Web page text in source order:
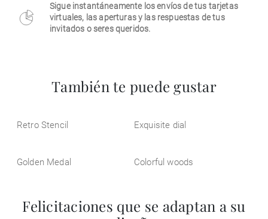
Sigue instantáneamente los envíos de tus tarjetas
virtuales, las aperturas y las respuestas de tus
invitados o seres queridos.
También te puede gustar
Retro Stencil Exquisite dial
Golden Medal Colorful woods
Felicitaciones que se adaptan a su